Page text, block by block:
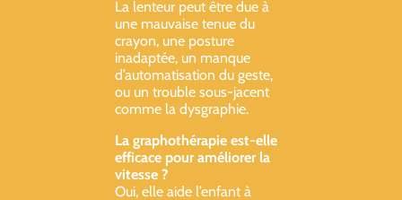
La lenteur peut être due à
une mauvaise tenue du
crayon, une posture
inadaptée, un manque
d’automatisation du geste,
ou un trouble sous-jacent
comme la dysgraphie.
La graphothérapie est-elle
efficace pour améliorer la
vitesse ?
Oui, elle aide l’enfant à